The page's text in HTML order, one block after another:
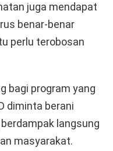
juga mendapat
benar-benar
perlu terobosan
bagi program yang
diminta berani
langsung
masyarakat.